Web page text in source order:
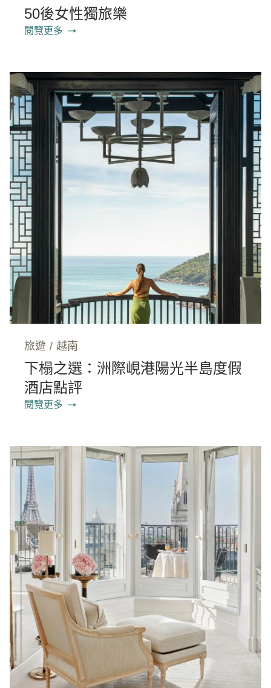
50後女性獨旅樂
閱覽更多
旅遊 / 越南
下榻之選：洲際峴港陽光半島度假
酒店點評
閱覽更多